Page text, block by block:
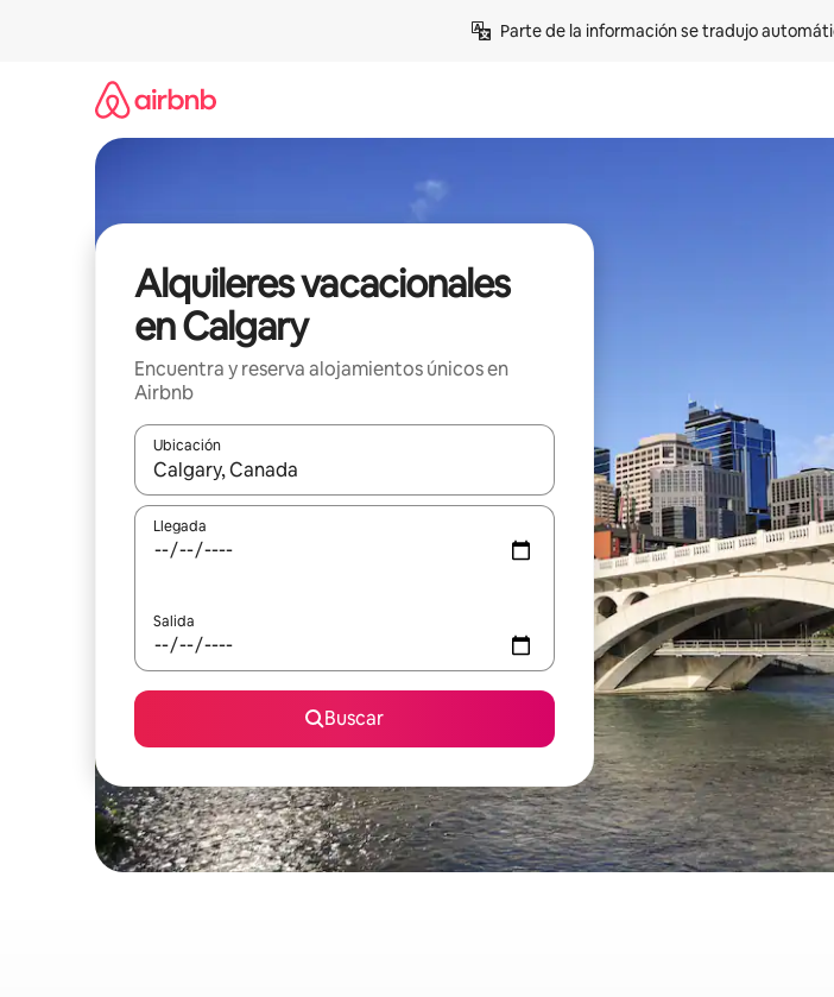
Parte de la información se tradujo
Alquileres vacacionales
en Calgary
Encuentra y reserva alojamientos únicos en
Airbnb
Ubicación
Cuando los resultados estén disponibles, navega con las teclas de flecha hacia arriba y
Llegada
Salida
Buscar